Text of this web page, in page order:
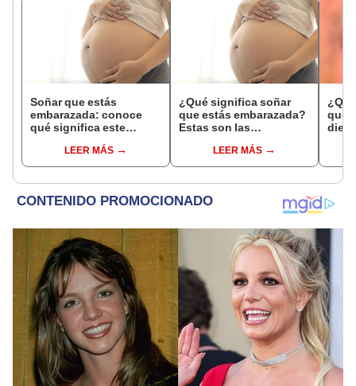
Soñar que estás
embarazada: conoce
qué significa este
LEER MÁS
¿Qué significa soñar
que estás embarazada?
Estas son las
comunesLEER MÁS
que